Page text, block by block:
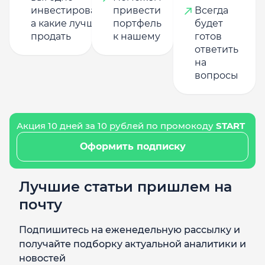
инвестировать,
а какие лучше
продать
привести
портфель
к нашему
Всегда
будет
готов
ответить
на
вопросы
Акция 10 дней за 10 рублей по промокоду START
Оформить подписку
Лучшие статьи пришлем на
почту
Подпишитесь на еженедельную рассылку и
получайте подборку актуальной аналитики и
новостей